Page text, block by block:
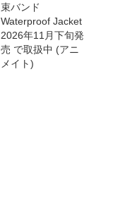
束バンド
Waterproof Jacket
2026年11月下旬発
売 で取扱中 (アニ
メイト)